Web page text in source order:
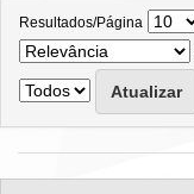
Resultados/Página